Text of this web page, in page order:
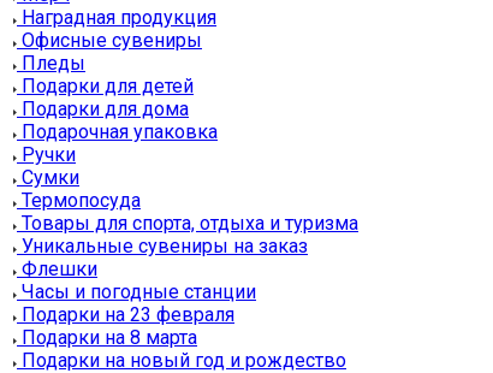
Наградная продукция
Офисные сувениры
Пледы
Подарки для детей
Подарки для дома
Подарочная упаковка
Ручки
Сумки
Термопосуда
Товары для спорта, отдыха и туризма
Уникальные сувениры на заказ
Флешки
Часы и погодные станции
Подарки на 23 февраля
Подарки на 8 марта
Подарки на новый год и рождество